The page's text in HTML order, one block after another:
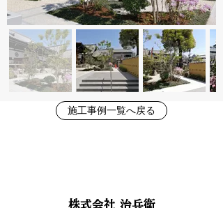
施工事例一覧へ戻る
株式会社 治兵衛